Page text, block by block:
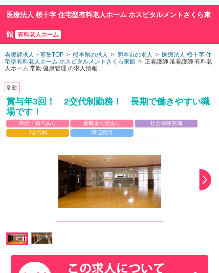
医療法人 桜十字 住宅型有料老人ホーム ホスピタルメントさくら東
館 有料老人ホーム
看護師求人・募集TOP > 熊本県の求人 > 熊本市の求人 > 医療法人 桜十字 住
宅型有料老人ホーム ホスピタルメントさくら東館 > 正看護師 准看護師 有料老
人ホーム 常勤 健康管理 の求人情報
常勤
賞与年3回！ 2交代制勤務！ 長期で働きやすい職
場です！
昇給・賞与あり 退職金制度あり
社会保険完備
2交代制
車通勤可